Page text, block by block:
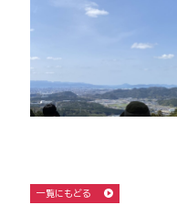
一覧にもどる